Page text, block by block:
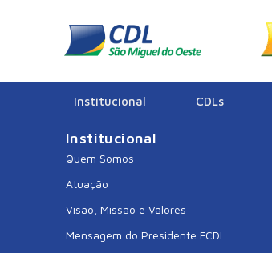
Institucional CDLs
CDL
Institucional
Quem Somos
Atuação
Visão, Missão e Valores
Mensagem do Presidente FCDL